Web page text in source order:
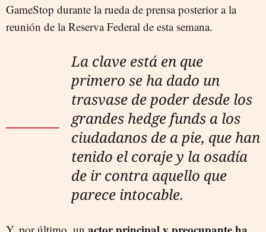
GameStop durante la rueda de prensa posterior a la
reunión de la Reserva Federal de esta semana.
La clave está en que
primero se ha dado un
trasvase de poder desde los
grandes hedge funds a los
ciudadanos de a pie, que han
tenido el coraje y la osadía
de ir contra aquello que
parece intocable.